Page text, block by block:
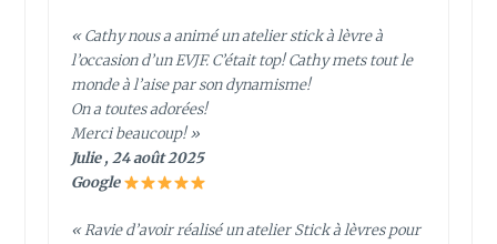
« Cathy nous a animé un atelier stick à lèvre à
l’occasion d’un EVJF. C’était top! Cathy mets tout le
monde à l’aise par son dynamisme!
On a toutes adorées!
Merci beaucoup! »
Julie , 24 août 2025
Google
« Ravie d’avoir réalisé un atelier Stick à lèvres pour